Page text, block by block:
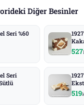
Diğer Besinler
Seri %60
527
Seri
519